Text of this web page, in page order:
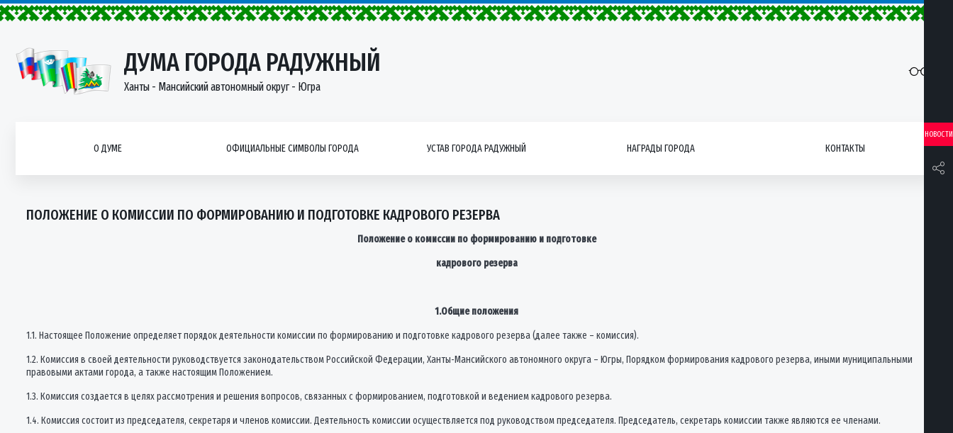
ДУМА ГОРОДА РАДУЖНЫЙ
Ханты - Мансийский автономный округ - Югра
О ДУМЕ ОФИЦИАЛЬНЫЕ СИМВОЛЫ ГОРОДА УСТАВ ГОРОДА РАДУЖНЫЙ НАГРАДЫ ГОРОДА КОНТАКТЫ
НОВОСТИ
ПОЛОЖЕНИЕ О КОМИССИИ ПО ФОРМИРОВАНИЮ И ПОДГОТОВКЕ КАДРОВОГО РЕЗЕРВА
Положение о комиссии по формированию и подготовке
кадрового резерва
1.Общие положения
1.1. Настоящее Положение определяет порядок деятельности комиссии по формированию и подготовке кадрового резерва (далее также – комиссия).
1.2. Комиссия в своей деятельности руководствуется законодательством Российской Федерации, Ханты-Мансийского автономного округа – Югры, Порядком формирования кадрового резерва, иными муниципальными
правовыми актами города, а также настоящим Положением.
1.3. Комиссия создается в целях рассмотрения и решения вопросов, связанных с формированием, подготовкой и ведением кадрового резерва.
1.4. Комиссия состоит из председателя, секретаря и членов комиссии. Деятельность комиссии осуществляется под руководством председателя. Председатель, секретарь комиссии также являются ее членами.